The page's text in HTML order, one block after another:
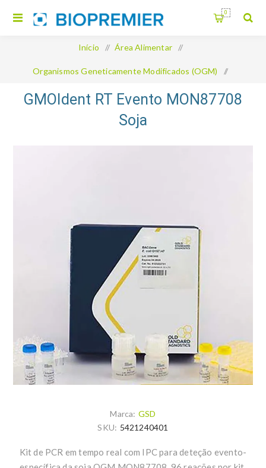
0
Início / Área Alimentar /
Organismos Geneticamente Modificados (OGM) /
GMOIdent RT Evento MON87708 Soja
GMOIdent RT Evento MON87708
Soja
Marca: GSD
SKU: 5421240401
Kit de PCR em tempo real com IPC para deteção evento-